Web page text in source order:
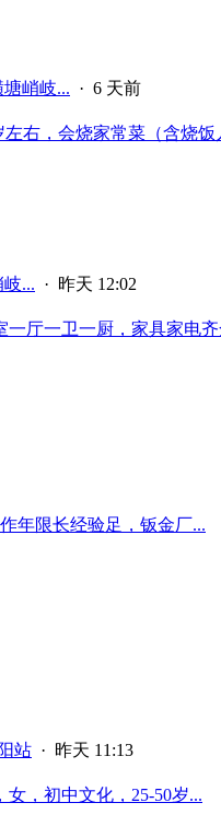
峭岐... · 6 天前
右，会烧家常菜（含烧饭
... · 昨天 12:02
厅一卫一厨，家具家电齐
年限长经验足，钣金厂...
站 · 昨天 11:13
，初中文化，25-50岁...